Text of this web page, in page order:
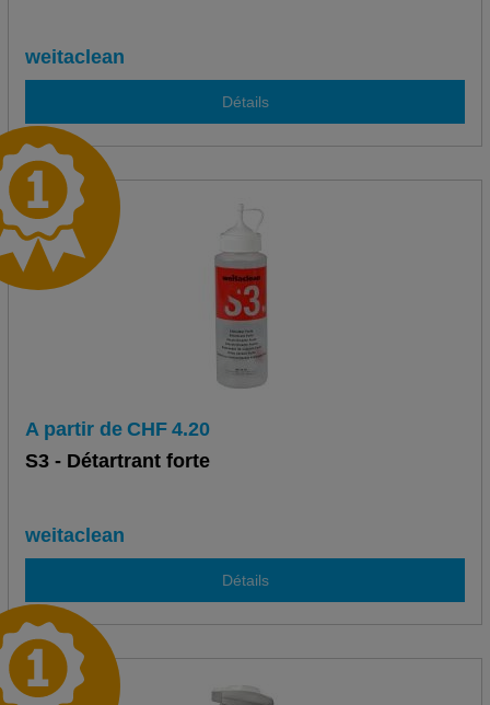
weitaclean
Détails
A partir de CHF 4.20
S3 - Détartrant forte
weitaclean
Détails